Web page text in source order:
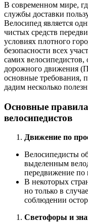
В современном мире,
службы доставки
Велосипед является
чистых средств
условиях плотного
безопасности всех
самих велосипедистов,
дорожного движения
основные требования,
дадим несколько
Основные
велосипедистов
Движение по
Велосипедисты
выделенным
передвижение по
В некоторых
но только в
соблюдении
Светофоры и